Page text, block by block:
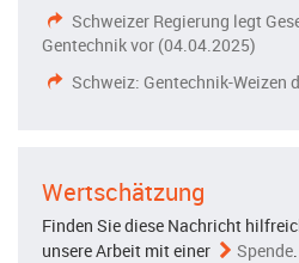
Schweizer Regierung legt
Gentechnik vor (04.04.2025)
Schweiz: Gentechnik-Weizen
Wertschätzung
Finden Sie diese Nachricht
unsere Arbeit mit einer
Spende.